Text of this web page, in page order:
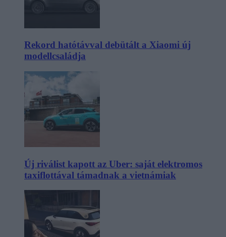
Rekord hatótávval debütált a Xiaomi új
modellcsaládja
Új riválist kapott az Uber: saját elektromos
taxiflottával támadnak a vietnámiak